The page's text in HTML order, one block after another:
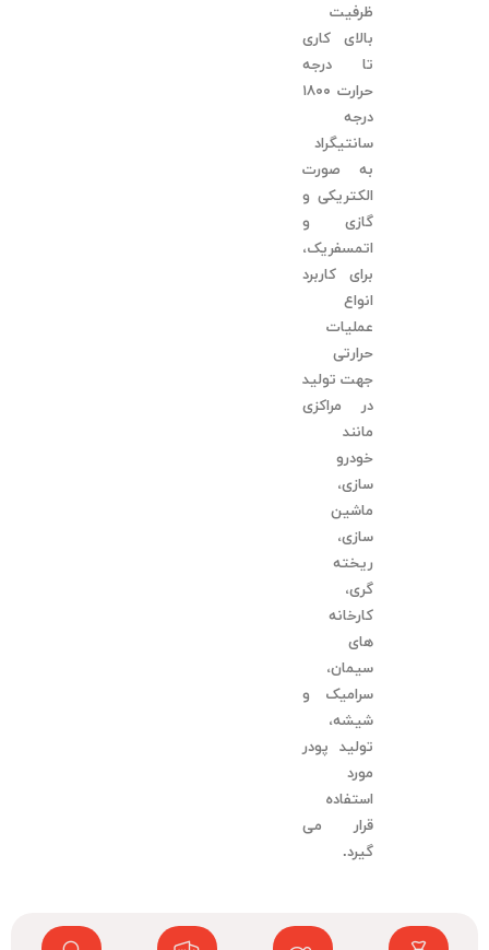
ظرفیت
بالای کاری
تا درجه
حرارت ١٨٠٠
درجه
سانتیگراد
به صورت
الکتریکی و
گازی و
اتمسفریک،
برای کاربرد
انواع
عملیات
حرارتی
جهت تولید
در مراکزی
مانند
خودرو
سازی،
ماشین
سازی،
ریخته
گری،
کارخانه
های
سیمان،
سرامیک و
شیشه،
تولید پودر
مورد
استفاده
قرار می
گیرد.